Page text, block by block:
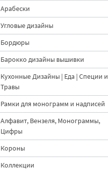
Арабески
Угловые дизайны
Бордюры
Барокко дизайны вышивки
Кухонные Дизайны | Еда | Специи и
Травы
Рамки для монограмм и надписей
Алфавит, Вензеля, Монограммы,
Цифры
Короны
Коллекции